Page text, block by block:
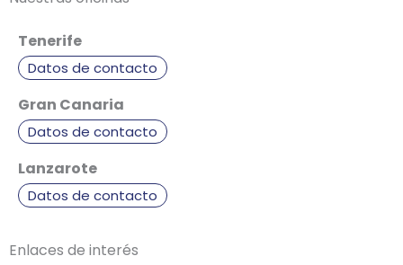
Tenerife
Datos de contacto
Gran Canaria
Datos de contacto
Lanzarote
Datos de contacto
Enlaces de interés